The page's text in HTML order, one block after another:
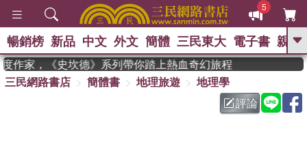
5
GO
熱搜： 東野圭吾 、 高希均教授回憶錄
父親節 、 如果歷
暑期推薦 、 國際布克
暢銷榜 新品 中文 外文 簡體 三民東大 電子書 親子
家，《史坎德》系列帶你踏上熱血奇幻旅程
三民網路書店
簡體書 地理旅遊
地理學
評論